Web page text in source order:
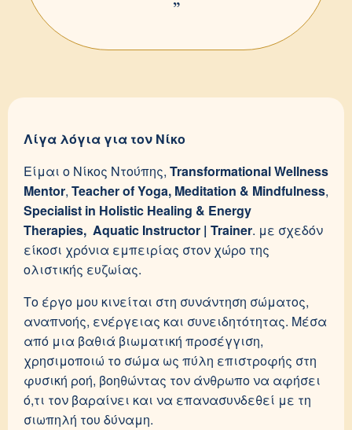
”
Λίγα λόγια για τον Νίκο
Είμαι ο Νίκος Ντούπης, Transformational Wellness
Mentor, Teacher of Yoga, Meditation & Mindfulness,
Specialist in Holistic Healing & Energy
Therapies, Aquatic Instructor | Trainer. με σχεδόν
είκοσι χρόνια εμπειρίας στον χώρο της
ολιστικής ευζωίας.
Το έργο μου κινείται στη συνάντηση σώματος,
αναπνοής, ενέργειας και συνειδητότητας. Μέσα
από μια βαθιά βιωματική προσέγγιση,
χρησιμοποιώ το σώμα ως πύλη επιστροφής στη
φυσική ροή, βοηθώντας τον άνθρωπο να αφήσει
ό,τι τον βαραίνει και να επανασυνδεθεί με τη
σιωπηλή του δύναμη.